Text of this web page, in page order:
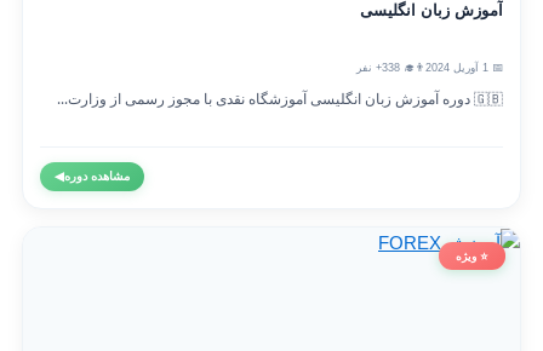
آموزش زبان انگلیسی
👨‍🎓 338+ نفر
🇬🇧 دوره آموزش زبان انگلیسی آموزشگاه نقدی با مجوز رسمی از وزارت...
مشاهده دوره◀
⭐ ویژه